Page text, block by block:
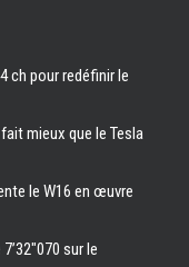
ch pour redéfinir le
mieux que le Tesla
le W16 en œuvre
sur le